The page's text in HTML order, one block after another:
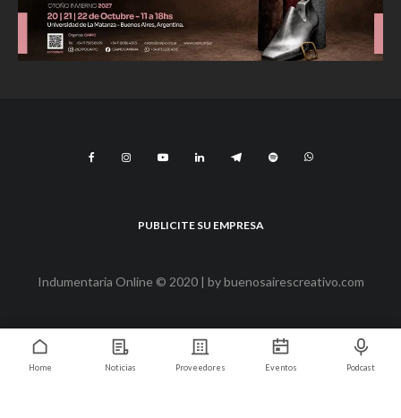
PUBLICITE SU EMPRESA
Indumentaria Online © 2020 | bybuenosairescreativo.com
Home Noticias Proveedores Eventos Podcast